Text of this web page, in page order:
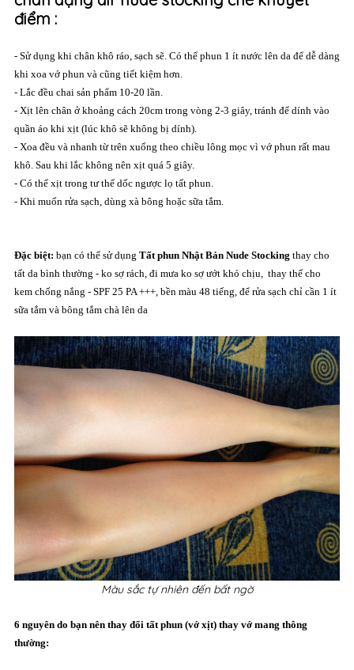
điểm :
- Sử dụng khi chân khô ráo, sạch sẽ. Có thể phun 1 ít nước lên da để dễ dàng
khi xoa vớ phun và cũng tiết kiệm hơn.
- Lắc đều chai sản phẩm 10-20 lần.
- Xịt lên chân ở khoảng cách 20cm trong vòng 2-3 giây, tránh để dính vào
quần áo khi xịt (lúc khô sẽ không bị dính).
- Xoa đều và nhanh từ trên xuống theo chiều lông mọc vì vớ phun rất mau
khô. Sau khi lắc không nên xịt quá 5 giây.
- Có thể xịt trong tư thế dốc ngược lọ tất phun.
- Khi muốn rửa sạch, dùng xà bông hoặc sữa tắm.
Đặc biệt: bạn có thể sử dụng Tất phun Nhật Bản Nude Stocking thay cho
tất da bình thường - ko sợ rách, đi mưa ko sợ ướt khó chịu, thay thế cho
kem chống nắng - SPF 25 PA +++, bền màu 48 tiếng, để rửa sạch chỉ cần 1 ít
sữa tắm và bông tắm chà lên da
Màu sắc tự nhiên đến bất ngờ
6 nguyên do bạn nên thay đổi tất phun (vớ xịt) thay vớ mang thông
thường: